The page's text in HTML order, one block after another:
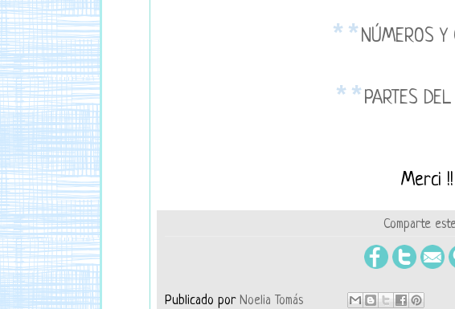
**NÚMEROS Y
**PARTES
Merci
Comparte
Publicado por Noelia Tomás